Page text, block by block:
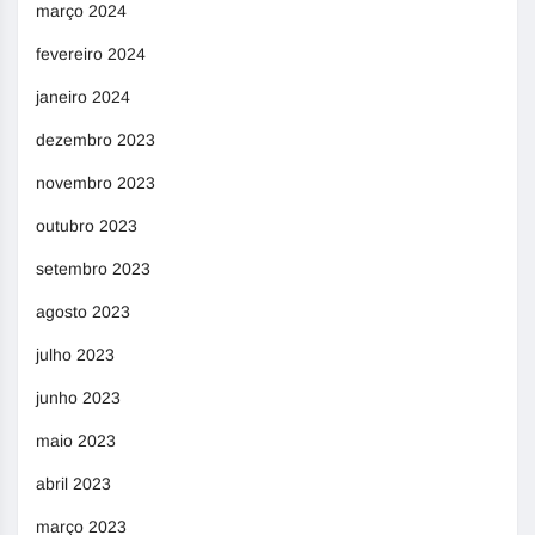
março 2024
fevereiro 2024
janeiro 2024
dezembro 2023
novembro 2023
outubro 2023
setembro 2023
agosto 2023
julho 2023
junho 2023
maio 2023
abril 2023
março 2023